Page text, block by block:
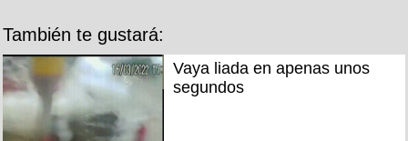
También te gustará:
Vaya liada en apenas unos
segundos